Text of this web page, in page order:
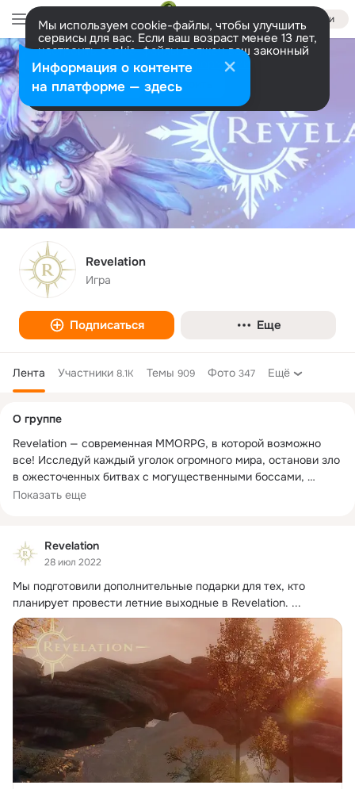
Войти
Мы используем cookie-файлы, чтобы улучшить
сервисы для вас. Если ваш возраст менее 13 лет,
настроить cookie-файлы должен ваш законный
представитель. Больше информации
Разрешить все Настроить
Revelation
Игра
Подписаться Еще
Лента Участники 8.1K Темы 909 Фото 347 Ещё
Revelation
28 июл 2022
Мы подготовили дополнительные подарки для тех, кто
планирует провести летние выходные в Revelation. ...
колонка
О группе
Revelation — современная MMORPG, в которой возможно
все! Исследуй каждый уголок огромного мира, останови зло
в ожесточенных битвах с могущественными боссами,
собери гильдию и прими участие в масштабных осадах
Показать еще
Информация о контенте
на платформе — здесь